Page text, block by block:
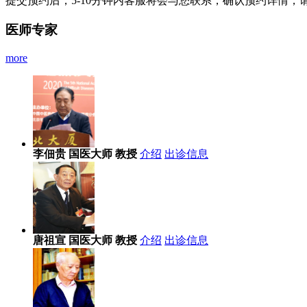
医师专家
more
李佃贵 国医大师 教授 介绍 出诊信息
唐祖宣 国医大师 教授 介绍 出诊信息